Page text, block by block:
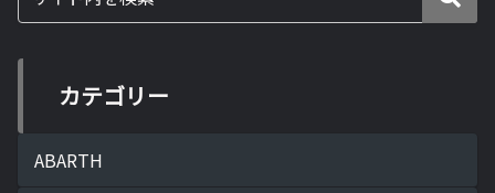
カテゴリー
ABARTH